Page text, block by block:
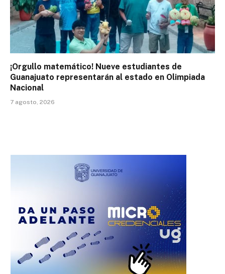
¡Orgullo matemático! Nueve estudiantes de
Guanajuato representarán al estado en Olimpiada
Nacional
7 agosto, 2026